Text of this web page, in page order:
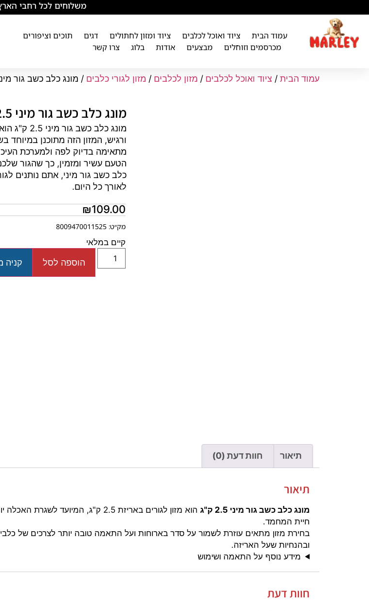
משלוחים לכל רחבי
עמוד הבית ציוד ואוכל לכלבים ציוד ומזון לחתולים דגים
תוכים וציפורים
מכרסמים וזוחלים
מבצעים אודות בלוג צרו קשר
עמוד הבית / ציוד ואוכל לכלבים / מזון לכלבים / מזון לגורי כלבים / מונג כלב כשב גור מיני 2.5
מונג כלב כשב גור מיני 2.5 ק"ג
מונג
ורגיש, המזון הזה מתוכנן במיוחד
מתאימה בדיוק לפה ולמערכת
הטעם עשיר ומזמין, כך שהגור
כלב כשב גור מיני, אתם נותנים
לאורך כל היום.
₪109.00
מק״ט: 8009470011525
קיים במלאי
הוספה לסל קניה
תיאור חוות דעת (0)
תיאור
מונג כלב כשב גור מיני 2.5 ק"ג
הוא מזון לגורים באריזת 2.5 ק"ג,
חיית המחמד.
בחירת מזון מתאים עוזרת לשמור על סדר בארוחות ועל התאמה טובה יותר לצרכים של
ובהנחיות שעל האריזה.
מידע נוסף על התאמה ושימוש
חוות דעת